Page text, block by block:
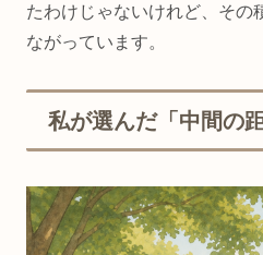
たわけじゃないけれど、その
ながっています。
私が選んだ「中間の距